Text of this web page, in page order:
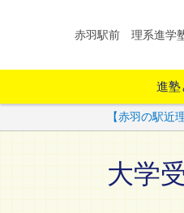
赤羽駅前 理系進学
進塾
【赤羽の駅近
大学